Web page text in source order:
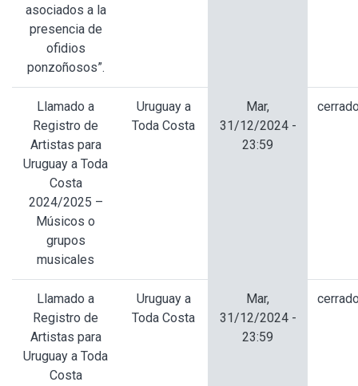
asociados a la
presencia de
ofidios
ponzoñosos”.
Llamado a
Registro de
Artistas para
Uruguay a Toda
Costa
2024/2025 –
Músicos o
grupos
musicales
Uruguay a
Toda Costa
Mar,
31/12/2024 -
23:59
Llamado a
Registro de
Artistas para
Uruguay a Toda
Costa
Uruguay a
Toda Costa
Mar,
31/12/2024 -
23:59